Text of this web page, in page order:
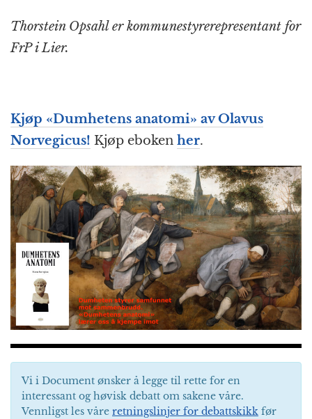
Thorstein Opsahl er kommune­styre­representant for
FrP i Lier.
Kjøp «Dumhetens anatomi» av Olavus
Norvegicus! Kjøp eboken her.
Vi i Document ønsker å legge til rette for en
interessant og høvisk debatt om sakene våre.
Vennligst les våre retningslinjer for debattskikk før